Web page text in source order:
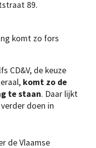
89.
komt zo fors
CD&V, de keuze
komt zo de
te staan. Daar lijkt
doen in
de Vlaamse